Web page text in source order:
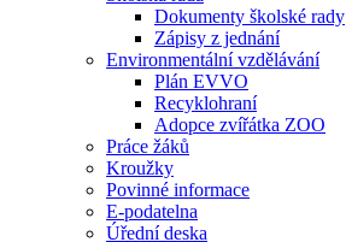
Dokumenty školské rady
Zápisy z jednání
Environmentální vzdělávání
Plán EVVO
Recyklohraní
Adopce zvířátka ZOO
Práce žáků
Kroužky
Povinné informace
E-podatelna
Úřední deska